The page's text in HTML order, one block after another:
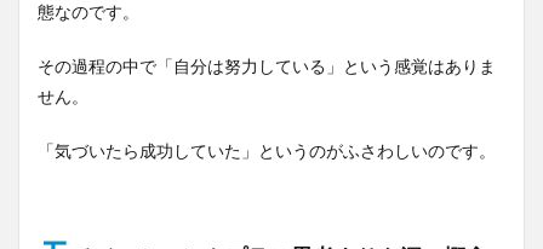
態なのです。
その過程の中で「自分は努力している」という感覚はありま
せん。
「気づいたら成功していた」というのがふさわしいのです。